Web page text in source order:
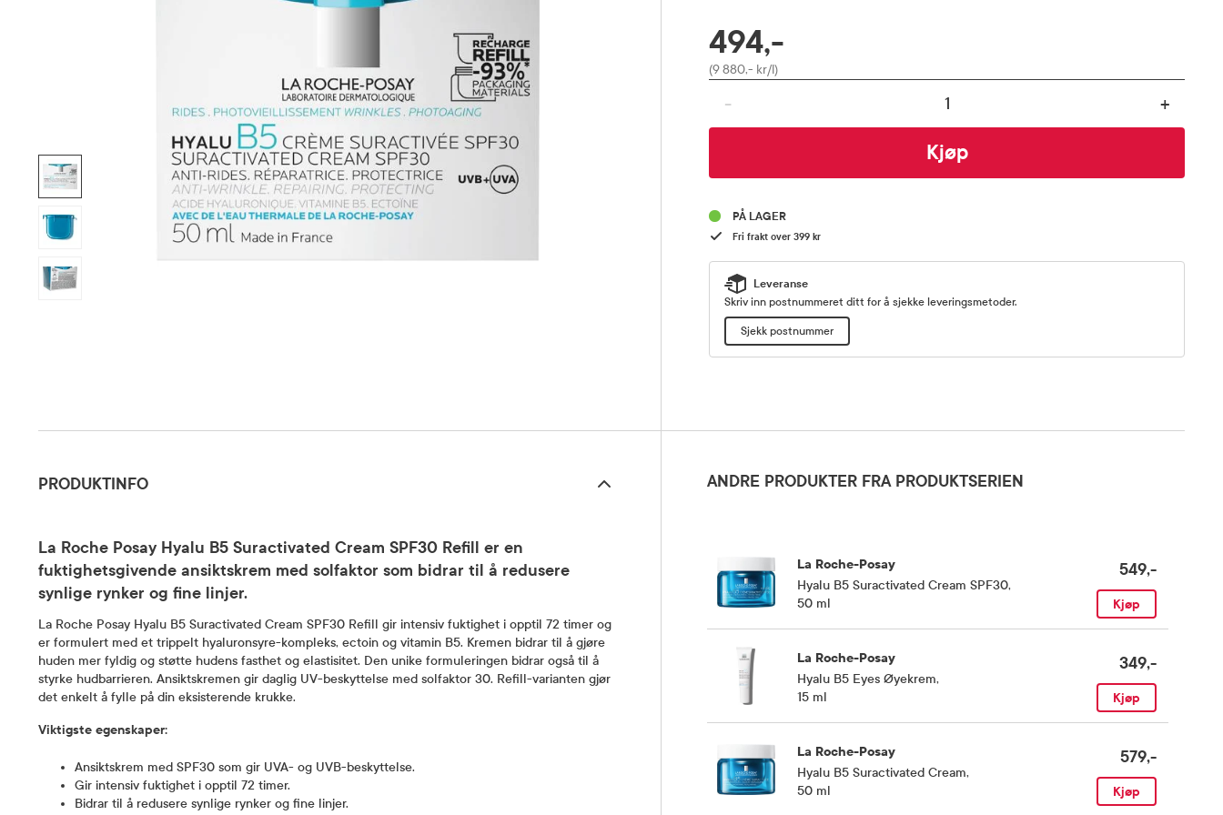
RABATTPROSENT
Pris
494,-
(9 880,- kr/l)
- +
Kjøp
PÅ LAGER
Fri frakt over 399 kr
Leveranse
Skriv inn postnummeret ditt for å sjekke leveringsmetoder.
Sjekk postnummer
PRODUKTINFO
La Roche Posay Hyalu B5 Suractivated Cream SPF30 Refill er en
fuktighetsgivende ansiktskrem med solfaktor som bidrar til å redusere
synlige rynker og fine linjer.
La Roche Posay Hyalu B5 Suractivated Cream SPF30 Refill gir intensiv fuktighet i opptil 72 timer og
er formulert med et trippelt hyaluronsyre-kompleks, ectoin og vitamin B5. Kremen bidrar til å gjøre
huden mer fyldig og støtte hudens fasthet og elastisitet. Den unike formuleringen bidrar også til å
styrke hudbarrieren. Ansiktskremen gir daglig UV-beskyttelse med solfaktor 30. Refill-varianten gjør
det enkelt å fylle på din eksisterende krukke.
Viktigste egenskaper:
Ansiktskrem med SPF30 som gir UVA- og UVB-beskyttelse.
Gir intensiv fuktighet i opptil 72 timer.
Bidrar til å redusere synlige rynker og fine linjer.
ANDRE PRODUKTER FRA PRODUKTSERIEN
La Roche-Posay
Hyalu B5 Suractivated Cream SPF30,
50 ml
549,-
Kjøp
La Roche-Posay
Hyalu B5 Eyes Øyekrem,
15 ml
349,-
Kjøp
La Roche-Posay
Hyalu B5 Suractivated Cream,
50 ml
579,-
Kjøp